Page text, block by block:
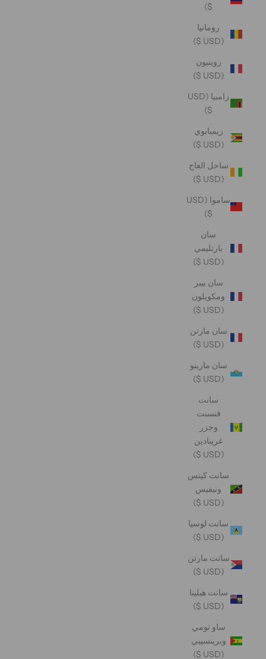
$)
رومانيا
(USD $)
روينيون
(USD $)
زامبيا (USD
$)
زيمبابوي
(USD $)
ساحل العاج
(USD $)
ساموا (USD
$)
سان
بارتليمي
(USD $)
سان بيير
ومكويلون
(USD $)
سان مارتن
(USD $)
سان مارينو
(USD $)
سانت
فنسنت
وجزر
غرينادين
(USD $)
سانت كيتس
ونيفيس
(USD $)
سانت لوسيا
(USD $)
سانت مارتن
(USD $)
سانت هيلينا
(USD $)
ساو تومي
وبرينسيبي
(USD $)